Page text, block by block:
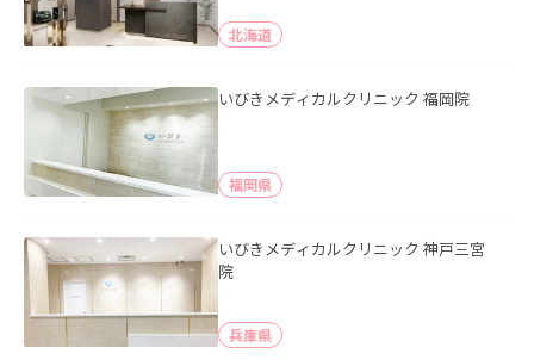
北海道
いびきメディカルクリニック 福岡院
福岡県
いびきメディカルクリニック 神戸三宮
院
兵庫県